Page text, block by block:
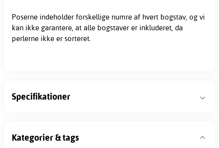
Poserne indeholder forskellige numre af hvert bogstav, og vi
kan ikke garantere, at alle bogstaver er inkluderet, da
perlerne ikke er sorteret.
Specifikationer
Kategorier & tags